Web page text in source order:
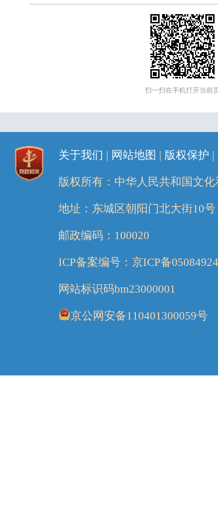
扫一扫在手机打开当前
关于我们 | 网站地图 | 版权保护 |
版权所有：中华人民共和国文
地址：东城区朝阳门北大街10号
邮政编码：100020
ICP备案编号：京ICP备
网站标识码bm23000001
京公网安备110401300059号